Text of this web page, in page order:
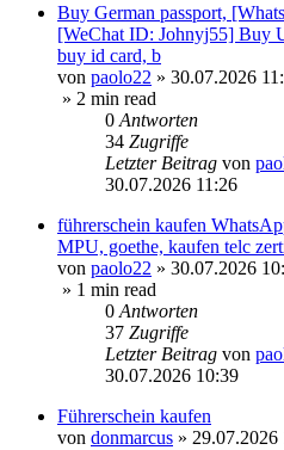
Buy German passport,
[WeChat ID: Johnyj55] Buy
buy id card, b
von paolo22 » 30.07.2026
» 2 min read
0 Antworten
34 Zugriffe
Letzter Beitrag von
30.07.2026 11:26
führerschein kaufen
MPU, goethe, kaufen telc
von paolo22 » 30.07.2026
» 1 min read
0 Antworten
37 Zugriffe
Letzter Beitrag von
30.07.2026 10:39
Führerschein kaufen
von donmarcus » 29.07.2026